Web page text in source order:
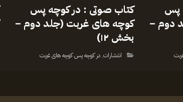
پس
دوم –
کتاب صوتی : در کوچه پس
کوچه های غربت (جلد دوم –
بخش ۱۲)
انتشارات,در کوچه پس کوچه های غربت